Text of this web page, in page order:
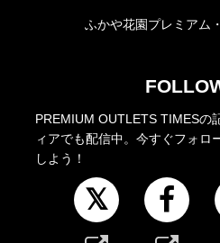
ふかや花園プレミアム
PREMIUM OUTLETS TIMESの
ィアでも配信中。今すぐフォロ
しよう！